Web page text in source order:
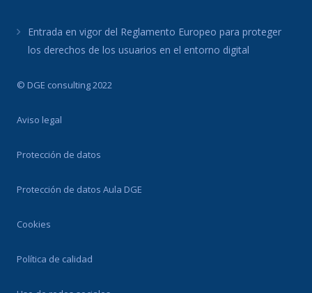
Entrada en vigor del Reglamento Europeo para proteger
los derechos de los usuarios en el entorno digital
© DGE consulting 2022
Aviso legal
Protección de datos
Protección de datos Aula DGE
Cookies
Política de calidad